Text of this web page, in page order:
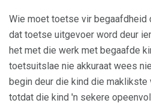
Wie moet toetse vir begaafdheid
dat toetse uitgevoer word deur
het met die werk met begaafde
toetsuitslae nie akkuraat wees
begin deur die kind die maklikste
totdat die kind 'n sekere